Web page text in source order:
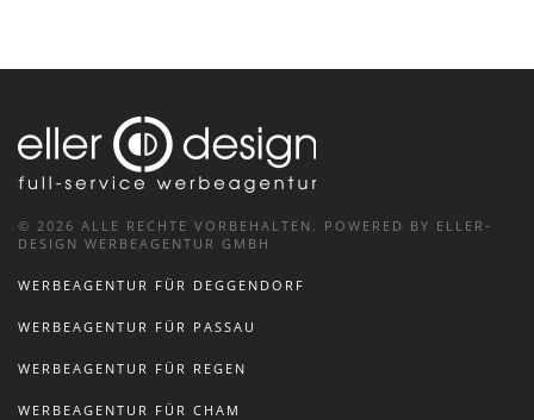
© 2026 ALLE RECHTE VORBEHALTEN. POWERED BY ELLER-
DESIGN WERBEAGENTUR GMBH
WERBEAGENTUR FÜR DEGGENDORF
WERBEAGENTUR FÜR PASSAU
WERBEAGENTUR FÜR REGEN
WERBEAGENTUR FÜR CHAM